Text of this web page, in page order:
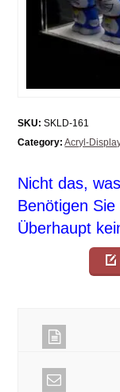
SKU: SKLD-161
Category: Acryl-
Nicht das,
Benötigen
Überhaupt